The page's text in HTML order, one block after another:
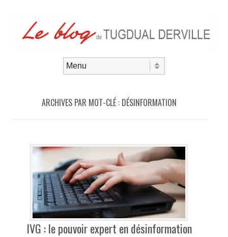
ARCHIVES PAR MOT-CLÉ : DÉSINFORMATION
IVG : le pouvoir expert en désinformation